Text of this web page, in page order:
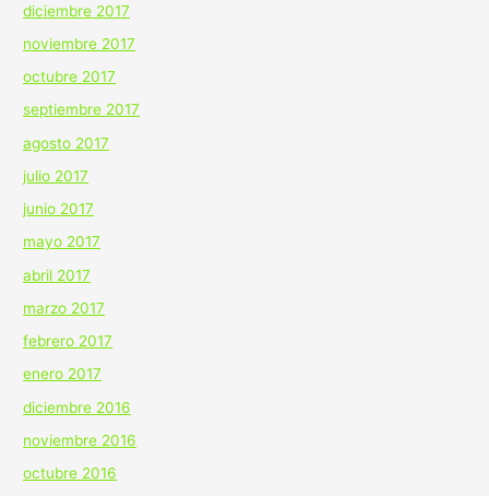
diciembre 2017
noviembre 2017
octubre 2017
septiembre 2017
agosto 2017
julio 2017
junio 2017
mayo 2017
abril 2017
marzo 2017
febrero 2017
enero 2017
diciembre 2016
noviembre 2016
octubre 2016